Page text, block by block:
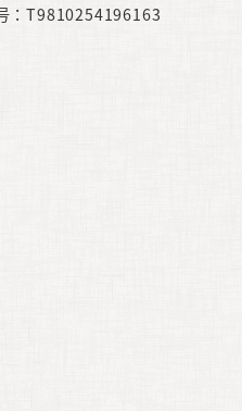
：T9810254196163